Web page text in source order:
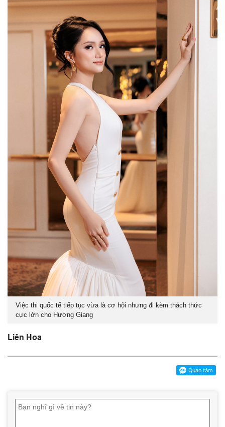
Việc thi quốc tế tiếp tục vừa là cơ hội nhưng đi kèm thách thức
cực lớn cho Hương Giang
Liên Hoa